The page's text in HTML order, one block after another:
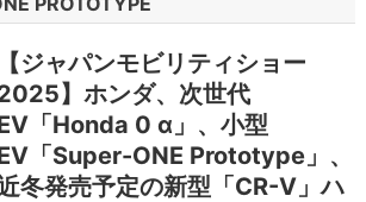
【ジャパンモビリティショー
】ホンダ、次世代
「Honda 0 α」、小型
「Super-ONE Prototype」、
冬発売予定の新型「CR-V」ハ